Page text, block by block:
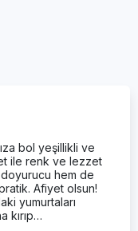
bol yeşillikli ve
ile renk ve lezzet
hem de
Afiyet olsun!
yumurtaları
kırıp…